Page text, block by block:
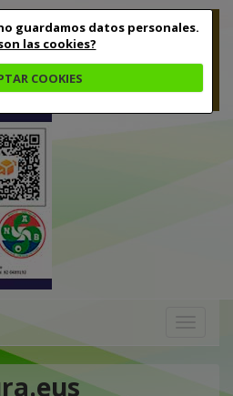
guardamos datos personales.
las cookies?
COOKIES